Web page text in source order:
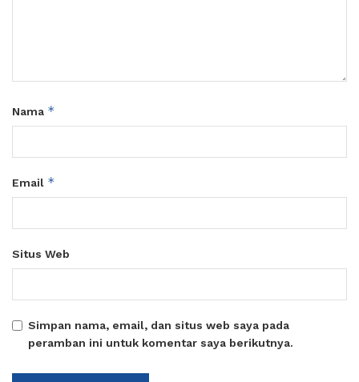
Nama *
Email *
Situs Web
Simpan nama, email, dan situs web saya pada
peramban ini untuk komentar saya berikutnya.